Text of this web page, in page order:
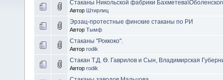
Стаканы Никольской фабрики
Автор Штирлиц
Эрзац-протестные финские стаканы по РИ
Автор Тымф
Стаканы "Роккоко".
Автор rodik
Стакан Т.Д. Ѳ. Гаврилов и Сын, Владимирская
Автор rodik